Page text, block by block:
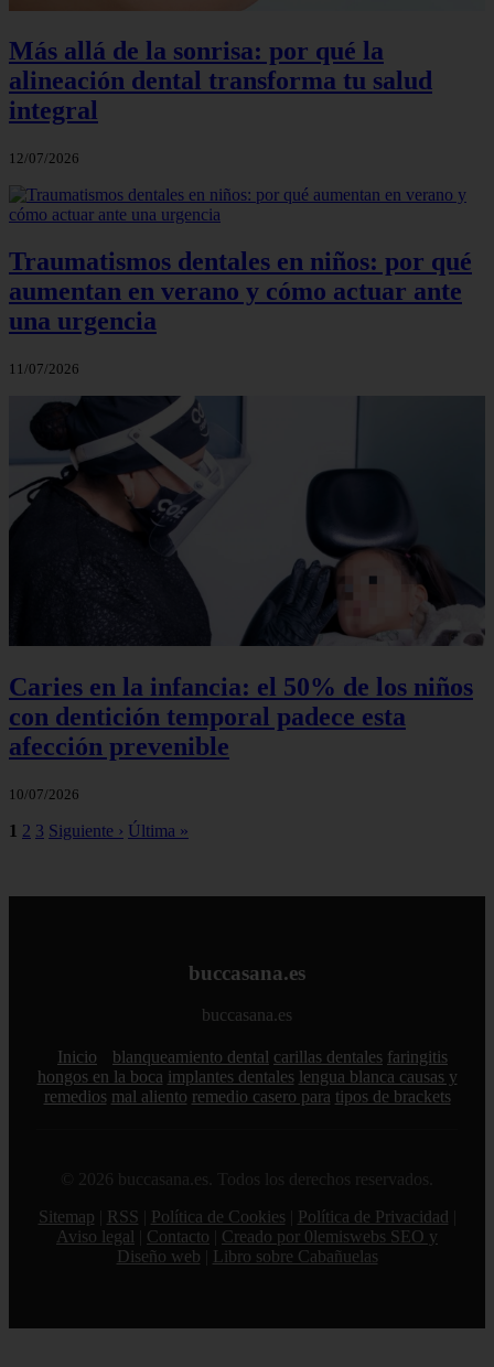
Más allá de la sonrisa: por qué la
alineación dental transforma tu salud
integral
12/07/2026
Traumatismos dentales en niños: por qué
aumentan en verano y cómo actuar ante
una urgencia
11/07/2026
Caries en la infancia: el 50% de los niños
con dentición temporal padece esta
afección prevenible
10/07/2026
1 2 3 Siguiente › Última »
buccasana.es
buccasana.es
Inicio blanqueamiento dental carillas dentales faringitis
hongos en la boca implantes dentales lengua blanca causas y
remedios mal aliento remedio casero para tipos de brackets
© 2026 buccasana.es. Todos los derechos reservados.
Sitemap
RSS Política de Cookies Política de Privacidad
Aviso legal
Contacto
Creado por 0lemiswebs SEO y
Diseño web
Libro sobre Cabañuelas